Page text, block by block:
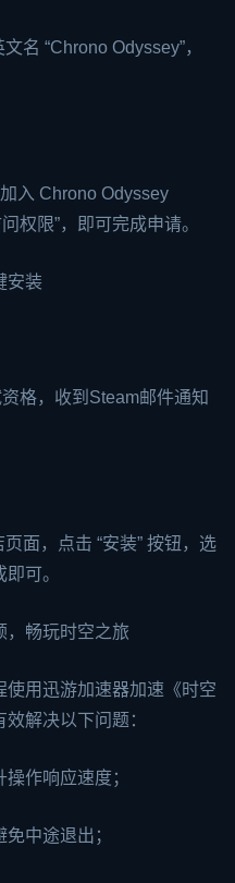
名 “Chrono Odyssey”，
入 Chrono Odyssey
权限”，即可完成申请。
安装
格，收到Steam邮件通知
面，点击 “安装” 按钮，选
可。
，畅玩时空之旅
用迅游加速器加速《时空
解决以下问题：
作响应速度；
中途退出；